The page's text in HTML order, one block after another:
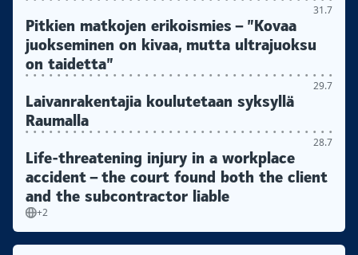
31.7
Pitkien matkojen erikoismies – ”Kovaa
juokseminen on kivaa, mutta ultrajuoksu
on taidetta”
29.7
Laivanrakentajia koulutetaan syksyllä
Raumalla
28.7
Life-threatening injury in a workplace
accident – the court found both the client
and the subcontractor liable
+2